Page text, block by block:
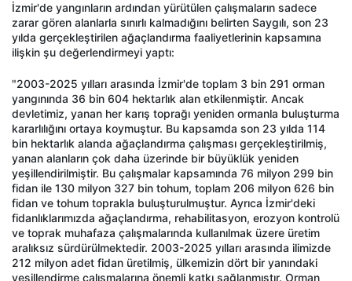
İzmir'de yangınların ardından yürütülen çalışmaların sadece
zarar gören alanlarla sınırlı kalmadığını belirten Saygılı, son 23
yılda gerçekleştirilen ağaçlandırma faaliyetlerinin kapsamına
ilişkin şu değerlendirmeyi yaptı:
"2003-2025 yılları arasında İzmir'de toplam 3 bin 291 orman
yangınında 36 bin 604 hektarlık alan etkilenmiştir. Ancak
devletimiz, yanan her karış toprağı yeniden ormanla buluşturma
kararlılığını ortaya koymuştur. Bu kapsamda son 23 yılda 114
bin hektarlık alanda ağaçlandırma çalışması gerçekleştirilmiş,
yanan alanların çok daha üzerinde bir büyüklük yeniden
yeşillendirilmiştir. Bu çalışmalar kapsamında 76 milyon 299 bin
fidan ile 130 milyon 327 bin tohum, toplam 206 milyon 626 bin
fidan ve tohum toprakla buluşturulmuştur. Ayrıca İzmir'deki
fidanlıklarımızda ağaçlandırma, rehabilitasyon, erozyon kontrolü
ve toprak muhafaza çalışmalarında kullanılmak üzere üretim
aralıksız sürdürülmektedir. 2003-2025 yılları arasında ilimizde
212 milyon adet fidan üretilmiş, ülkemizin dört bir yanındaki
yeşillendirme çalışmalarına önemli katkı sağlanmıştır. Orman